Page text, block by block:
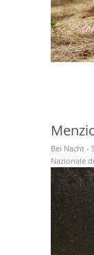
Bei Nacht -
Nazionale